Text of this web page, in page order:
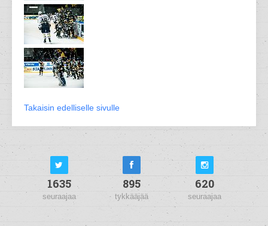
Takaisin edelliselle sivulle
1635
seuraajaa
895
tykkääjää
620
seuraajaa